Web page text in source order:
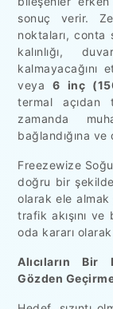
sonuç verir.
noktaları, conta
kalınlığı,
veya6 inç
termal açıdan
zamanda
bağlandığına
Freezewize
doğru bir
olarak ele
trafik akışını
oda kararı
Alıcıların Bir
Gözden